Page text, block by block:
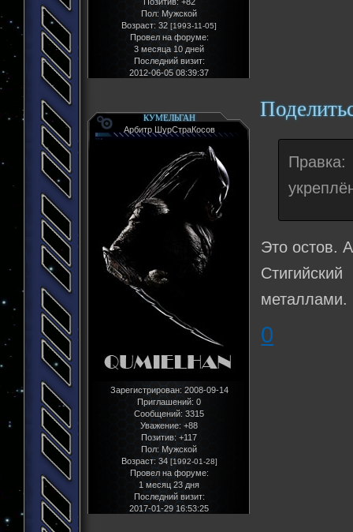
Пол: Мужской
Возраст: 32 [1993-11-05]
Провел на форуме:
3 месяца 10 дней
Последний визит:
2012-06-05 08:39:37
КУМЕЛЬГАН
Арбитр ШурСтраКосов
Зарегистрирован: 2008-09-14
Приглашений: 0
Сообщений: 3315
Уважение: +88
Позитив: +117
Пол: Мужской
Возраст: 34 [1992-01-28]
Провел на форуме:
1 месяц 23 дня
Последний визит:
2017-01-29 16:53:25
Это остов.
металлами.
0